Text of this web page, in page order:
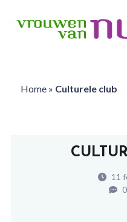
Home» Culturele club
11